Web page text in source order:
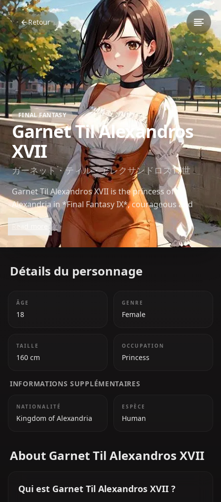
Retour
FINAL FANTASY
Garnet Til Alexandros
XVII
ガーネット・ティル・アレクサンドロス17世
Garnet Til Alexandros XVII is the princess of
Alexandria in *Final Fantasy IX*, courageous and
compassionate, growing as a leader throughout her
journey.
Read more
Détails du personnage
ÂGE
18
GENRE
Female
TAILLE
160 cm
OCCUPATION
Princess
INFORMATIONS SUPPLÉMENTAIRES
NATIONALITÉ
Kingdom of Alexandria
ESPÈCE
Human
About Garnet Til Alexandros XVII
Qui est Garnet Til Alexandros XVII ?